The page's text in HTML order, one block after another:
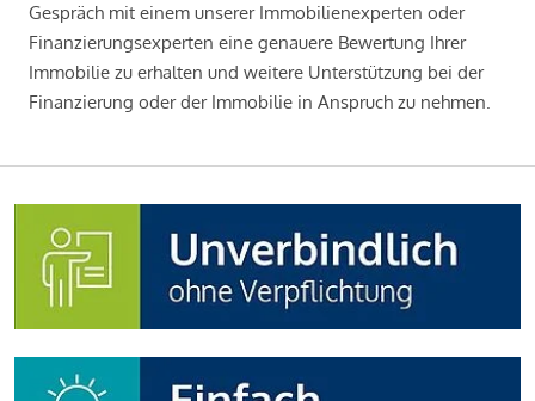
Gespräch mit einem unserer Immobilienexperten oder
Finanzierungsexperten eine genauere Bewertung Ihrer
Immobilie zu erhalten und weitere Unterstützung bei der
Finanzierung oder der Immobilie in Anspruch zu nehmen.